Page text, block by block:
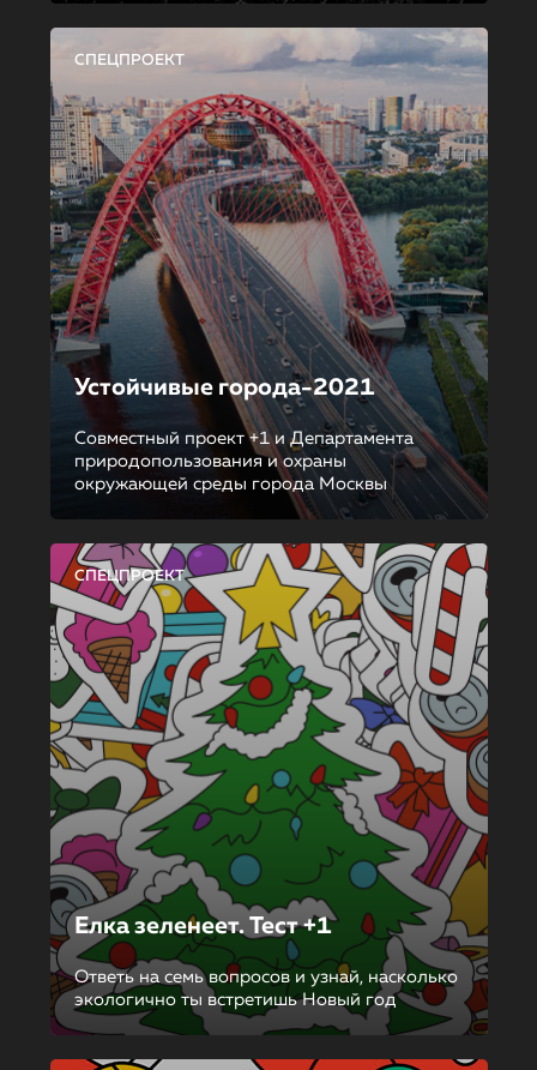
СПЕЦПРОЕКТ
Устойчивые города-2021
Совместный проект +1 и Департамента
природопользования и охраны
окружающей среды города Москвы
СПЕЦПРОЕКТ
Елка зеленеет. Тест +1
Ответь на семь вопросов и узнай, насколько
экологично ты встретишь Новый год